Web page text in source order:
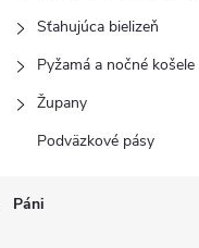
Sťahujúca bielizeň
Pyžamá a nočné košele
Župany
Podväzkové pásy
Páni